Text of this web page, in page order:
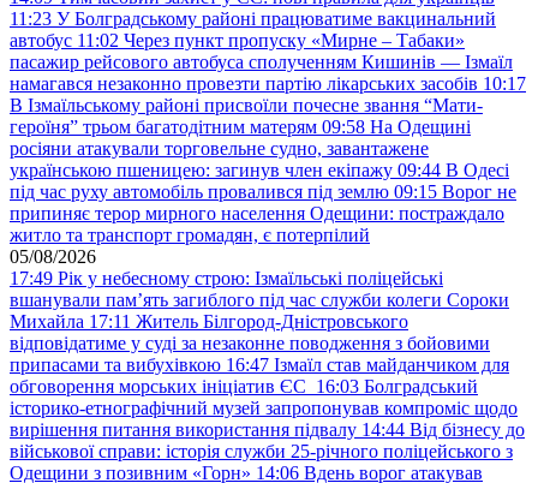
11:23 У Болградському районі працюватиме вакцинальний
автобус 11:02 Через пункт пропуску «Мирне – Табаки»
пасажир рейсового автобуса сполученням Кишинів — Ізмаїл
намагався незаконно провезти партію лікарських засобів 10:17
В Ізмаїльському районі присвоїли почесне звання “Мати-
героїня” трьом багатодітним матерям 09:58 На Одещині
росіяни атакували торговельне судно, завантажене
українською пшеницею: загинув член екіпажу 09:44 В Одесі
під час руху автомобіль провалився під землю 09:15 Ворог не
припиняє терор мирного населення Одещини: постраждало
житло та транспорт громадян, є потерпілий
05/08/2026
17:49 Рік у небесному строю: Ізмаїльські поліцейські
вшанували пам’ять загиблого під час служби колеги Сороки
Михайла 17:11 Житель Білгород-Дністровського
відповідатиме у суді за незаконне поводження з бойовими
припасами та вибухівкою 16:47 Ізмаїл став майданчиком для
обговорення морських ініціатив ЄС 16:03 Болградський
історико-етнографічний музей запропонував компроміс щодо
вирішення питання використання підвалу 14:44 Від бізнесу до
військової справи: історія служби 25-річного поліцейського з
Одещини з позивним «Горн» 14:06 Вдень ворог атакував